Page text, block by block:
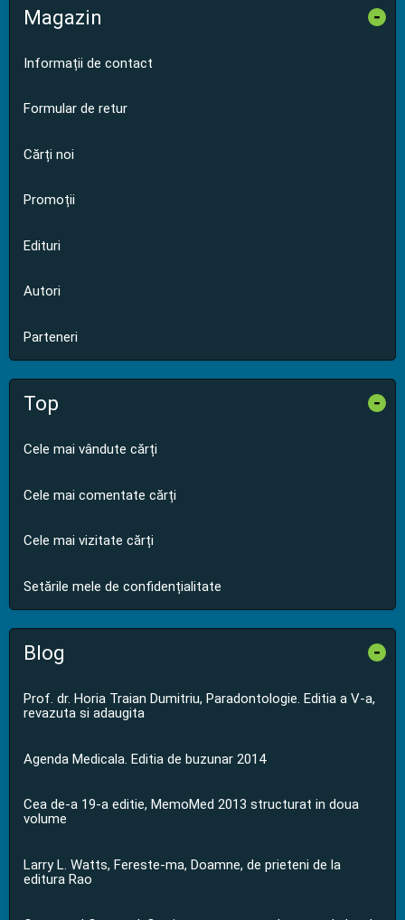
Magazin -
Informații de contact
Formular de retur
Cărți noi
Promoții
Edituri
Autori
Parteneri
Top -
Cele mai vândute cărți
Cele mai comentate cărți
Cele mai vizitate cărți
Setările mele de confidențialitate
Blog -
Prof. dr. Horia Traian Dumitriu, Paradontologie. Editia a V-a,
revazuta si adaugita
Agenda Medicala. Editia de buzunar 2014
Cea de-a 19-a editie, MemoMed 2013 structurat in doua
volume
Larry L. Watts, Fereste-ma, Doamne, de prieteni de la
editura Rao